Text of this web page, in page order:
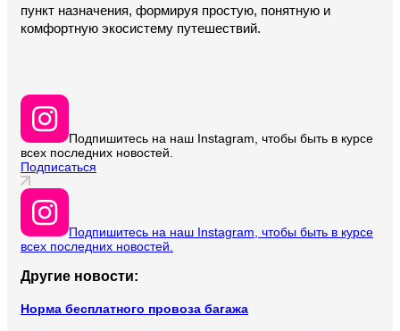
пункт назначения, формируя простую, понятную и
комфортную экосистему путешествий.
Подпишитесь на наш Instagram, чтобы быть в курсе
всех последних новостей.
Подписаться
Подпишитесь на наш Instagram, чтобы быть в курсе
всех последних новостей.
Другие новости:
Норма бесплатного провоза багажа